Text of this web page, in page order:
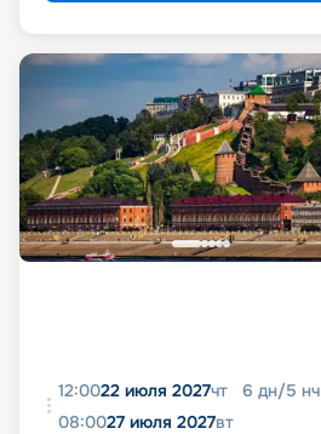
12:0022 июля 2027чт 6 дн/5 нч
08:0027 июля 2027вт